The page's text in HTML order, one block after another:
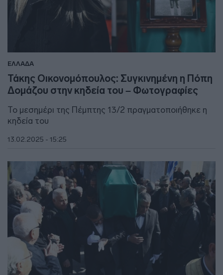
ΕΛΛΑΔΑ
Τάκης Οικονομόπουλος: Συγκινημένη η Πόπη
Δομάζου στην κηδεία του – Φωτογραφίες
Το μεσημέρι της Πέμπτης 13/2 πραγματοποιήθηκε η
κηδεία του
13.02.2025 - 15:25